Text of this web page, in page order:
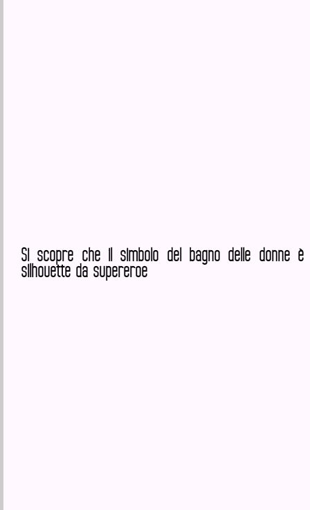
Si scopre che il simbolo del bagno delle donne
silhouette da supereroe